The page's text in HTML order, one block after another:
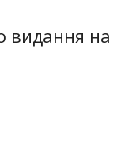
видання на